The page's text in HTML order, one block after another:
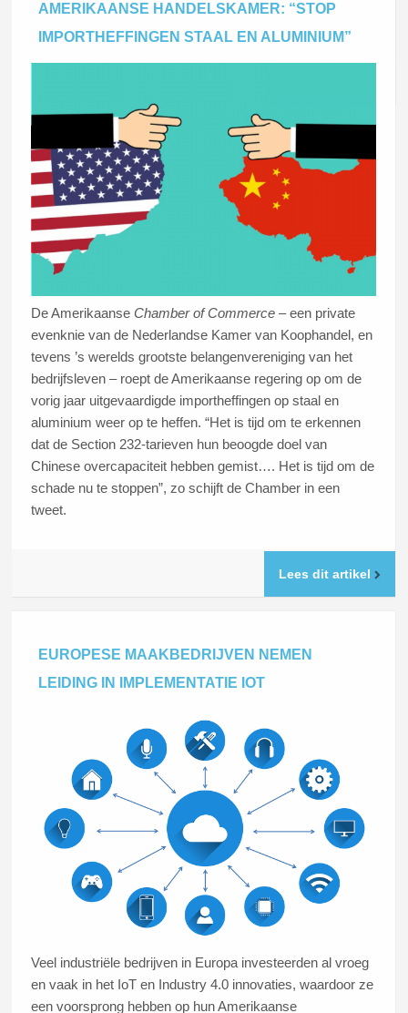
miljoen euro beperkt. Dit meldt het CBS.
AMERIKAANSE HANDELSKAMER: “STOP
IMPORTHEFFINGEN STAAL EN ALUMINIUM”
De AmerikaanseChamber of Commerce – een private
evenknie van de Nederlandse Kamer van Koophandel, en
tevens ’s werelds grootste belangenvereniging van het
bedrijfsleven – roept de Amerikaanse regering op om de
vorig jaar uitgevaardigde importheffingen op staal en
aluminium weer op te heffen. “Het is tijd om te erkennen
dat de Section 232-tarieven hun beoogde doel van
Chinese overcapaciteit hebben gemist…. Het is tijd om de
schade nu te stoppen”, zo schijft de Chamber in een
tweet.
Lees dit artikel
EUROPESE MAAKBEDRIJVEN NEMEN
LEIDING IN IMPLEMENTATIE IOT
Veel industriële bedrijven in Europa investeerden al vroeg
en vaak in het IoT en Industry 4.0 innovaties, waardoor ze
een voorsprong hebben op hun Amerikaanse